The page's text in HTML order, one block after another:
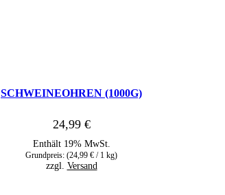
SCHWEINEOHREN (1000G)
24,99 €
Enthält 19% MwSt.
Grundpreis: (24,99 € / 1 kg)
zzgl. Versand